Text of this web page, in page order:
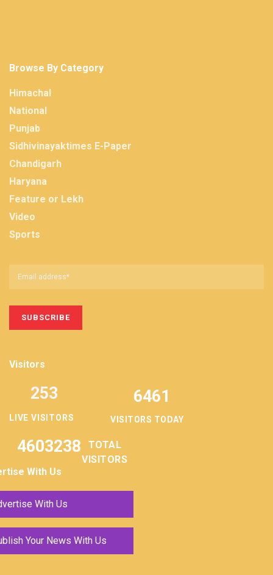
Browse By Category
Himachal
National
Punjab
Sidhivinayaktimes E-Paper
Chandigarh
Haryana
Feature or Lekh
Video
Sports
Visitors
LIVE VISITORS
253 6461
VISITORS TODAY
4603238
TOTAL
VISITORS
With Us
With Us
Your News With Us